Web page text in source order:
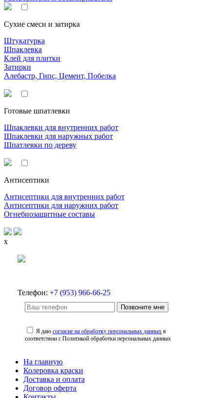
Сухие смеси и затирка
Штукатурка
Шпаклевка
Клей для плитки
Затирки
Алебастр, Гипс, Цемент, Побелка
Готовые шпатлевки
Шпаклевки для внутренних работ
Шпаклевки для наружных работ
Шпатлевки по дереву
Антисептики
Антисептики для внутренних работ
Антисептики для наружних работ
Огнебиозащитные составы
x
Телефон: +7 (953) 966-66-25
Позвоните мне
Я даюсогласие на обработку персональных данных в
соответствии с Политикой обработки персональных данных
На главную
Колеровка краски
Доставка и оплата
Договор оферта